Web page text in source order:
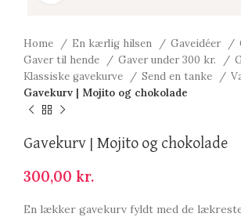
Home En kærlig hilsen Gaveidéer
Gaver til hende
Gaver under 300 kr.
Klassiske gavekurve
Send en tanke
Gavekurv | Mojito og chokolade
Gavekurv | Mojito og chokolade
300,00 kr.
En lækker gavekurv fyldt med de